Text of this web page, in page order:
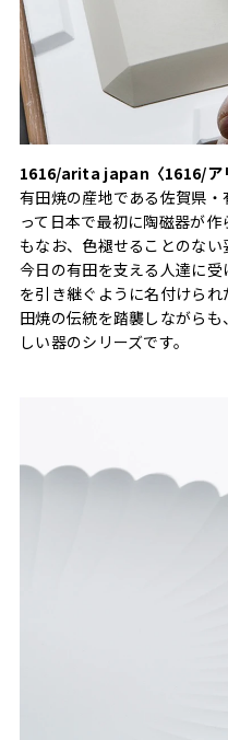
1616/arita japan〈1616/ア
有田焼の産地である佐賀県
って日本で最初に陶磁器が
もなお、色褪せることのない
今日の有田を支える人達に
を引き継ぐように名付けら
田焼の伝統を踏襲しながら
しい器のシリーズです。